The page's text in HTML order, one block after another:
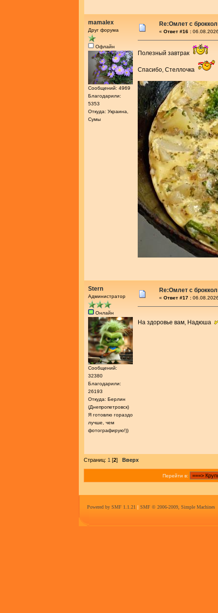
mamalex
Друг форума
Офлайн
Сообщений: 4969
Благодарили:
5353
Откуда: Украина,
Сумы
Re:Омлет с
« Ответ #16 :
Полезный завтрак
Спасибо, Стеллочка
Stern
Администратор
Онлайн
Сообщений:
32380
Благодарили:
26193
Откуда: Берлин
(Днепропетровск)
Я готовлю гораздо
лучше, чем
фотографирую!))
Re:Омлет с
« Ответ #17 :
На здоровье вам, Надюша
Страниц: 1 [2] Вверх
Перейти в:
Powered by SMF 1.1.21 | SMF © 2006-2009, Simple Machines